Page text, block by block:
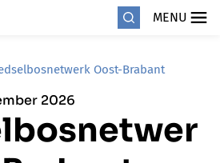
MENU
Oost-Brabant
2026